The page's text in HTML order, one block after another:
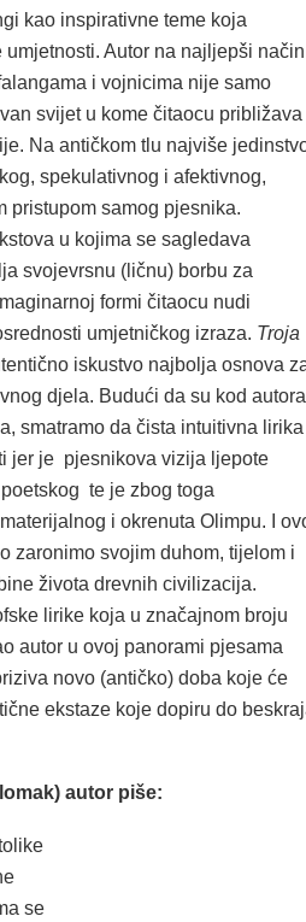
kao inspirativne teme koja
Autor na najljepši način
i vojnicima nije samo
svijet u kome čitaocu približava
Na antičkom tlu najviše
spekulativnog i afektivnog,
pristupom samog pjesnika.
u kojima se sagledava
svojevrsnu (ličnu) borbu za
formi čitaocu nudi
umjetničkog izraza. Troja
iskustvo najbolja osnova
djela. Budući da su kod autora
smatramo da čista intuitivna lirika
jer je pjesnikova vizija ljepote
te je zbog toga
i okrenuta Olimpu. I
zaronimo svojim duhom, tijelom i
života drevnih civilizacija.
lirike koja u značajnom broju
autor u ovoj panorami pjesama
novo (antičko) doba koje će
ekstaze koje dopiru do
autor piše:
se